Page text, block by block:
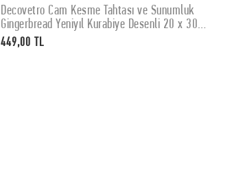
SEPETE EKLE
Decovetro Cam Kesme Tahtası ve Sunumluk
Gingerbread Yeniyıl Kurabiye Desenli 20 x 30
cm
449,00 TL